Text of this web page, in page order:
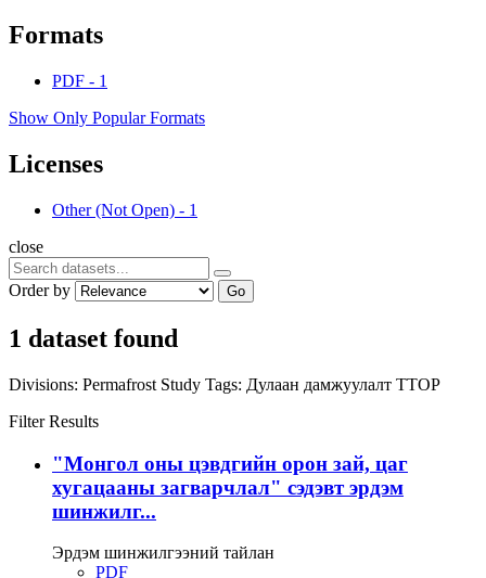
Formats
PDF - 1
Show Only Popular Formats
Licenses
Other (Not Open) - 1
close
Order by Go
1 dataset found
Divisions: Permafrost Study Tags: Дулаан дамжуулалт TTOP
Filter Results
"Монгол оны цэвдгийн орон зай, цаг
хугацааны загварчлал" сэдэвт эрдэм
шинжилг...
Эрдэм шинжилгээний тайлан
PDF